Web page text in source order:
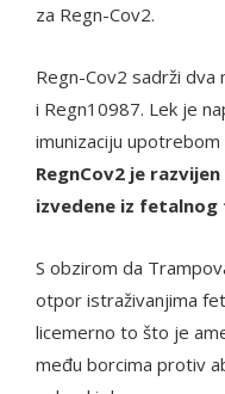
za Regn-Cov2.
Regn-Cov2 sadrži dva
i Regn10987. Lek je
imunizaciju
RegnCov2 je
izvedene iz
S obzirom da
otpor istraživanjima
licemerno to što je
među borcima protiv